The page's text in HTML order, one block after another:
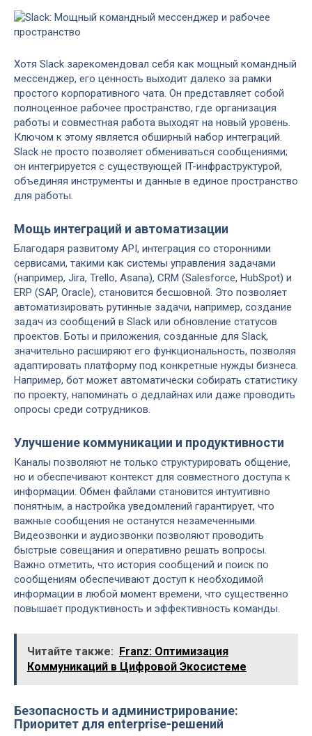
Хотя Slack зарекомендовал себя как мощный командный
мессенджер, его ценность выходит далеко за рамки
простого корпоративного чата. Он представляет собой
полноценное рабочее пространство, где организация
работы и совместная работа выходят на новый уровень.
Ключом к этому является обширный набор интеграций.
Slack не просто позволяет обмениваться сообщениями;
он интегрируется с существующей IT-инфраструктурой,
объединяя инструменты и данные в единое пространство
для работы.
Мощь интеграций и автоматизации
Благодаря развитому API, интеграция со сторонними
сервисами, такими как системы управления задачами
(например, Jira, Trello, Asana), CRM (Salesforce, HubSpot) и
ERP (SAP, Oracle), становится бесшовной. Это позволяет
автоматизировать рутинные задачи, например, создание
задач из сообщений в Slack или обновление статусов
проектов. Боты и приложения, созданные для Slack,
значительно расширяют его функциональность, позволяя
адаптировать платформу под конкретные нужды бизнеса.
Например, бот может автоматически собирать статистику
по проекту, напоминать о дедлайнах или даже проводить
опросы среди сотрудников.
Улучшение коммуникации и продуктивности
Каналы позволяют не только структурировать общение,
но и обеспечивают контекст для совместного доступа к
информации. Обмен файлами становится интуитивно
понятным, а настройка уведомлений гарантирует, что
важные сообщения не останутся незамеченными.
Видеозвонки и аудиозвонки позволяют проводить
быстрые совещания и оперативно решать вопросы.
Важно отметить, что история сообщений и поиск по
сообщениям обеспечивают доступ к необходимой
информации в любой момент времени, что существенно
повышает продуктивность и эффективность команды.
Читайте также: Franz: Оптимизация
Коммуникаций в Цифровой Экосистеме
Безопасность и администрирование:
Приоритет для enterprise-решений